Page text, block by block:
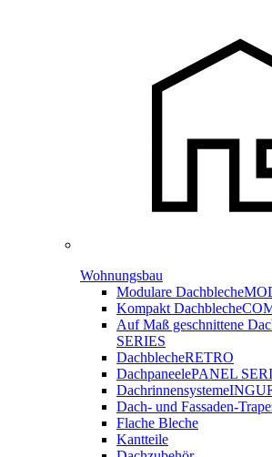
Wohnungsbau
Modulare Dachbleche
Kompakt Dachbleche
Auf Maß geschnittene
SERIES
DachblecheRETRO
DachpaneelePANEL
Dachrinnensysteme
Dach- und Fassaden-
Flache Bleche
Kantteile